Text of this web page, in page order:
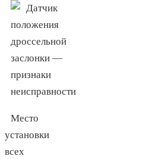
Место
установки
всех